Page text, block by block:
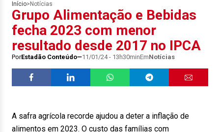
Início> Notícias
Grupo Alimentação e Bebidas
fecha 2023 com menor
resultado desde 2017 no IPCA
PorEstadão Conteúdo 11/01/24 - 13h30minEmNotícias
A safra agrícola recorde ajudou a deter a inflação de
alimentos em 2023. O custo das famílias com